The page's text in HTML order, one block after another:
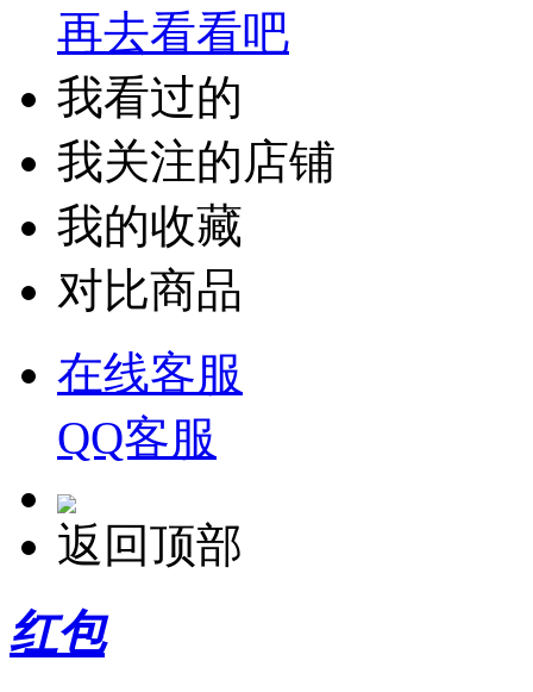
爱国者
忆捷
建兴（LITEON）
铭豹
微软
小哨兵
大迈（DM）
AOC
沣标
施索
再去看看吧
我看过的
我关注的店铺
我的收藏
对比商品
在线客服
QQ客服
返回顶部
红包